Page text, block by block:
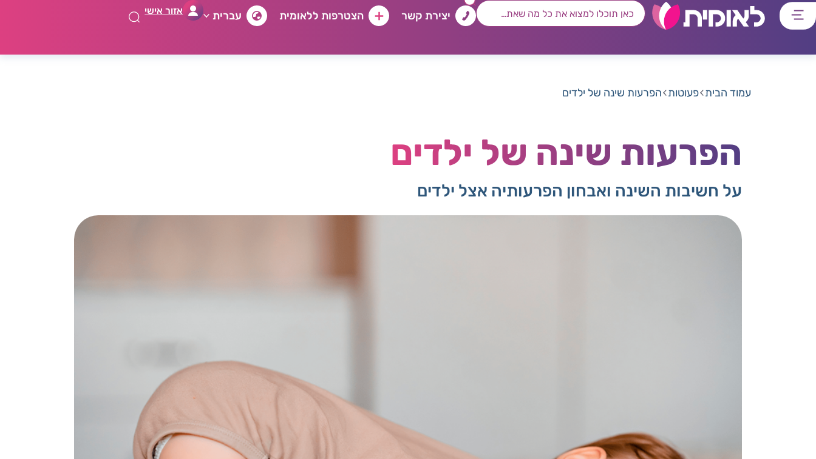
דלג
דלג
דלג
דלג
יצירת קשר הצטרפות ללאומית עברית אזור אישי
עמוד הבית פעוטות הפרעות שינה של ילדים
הפרעות שינה של ילדים
על חשיבות השינה ואבחון הפרעותיה אצל ילדים